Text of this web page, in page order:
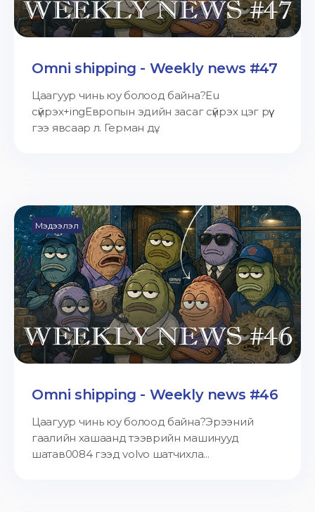
Omni shipping - Weekly news #47
Цаагуур чинь юу болоод байна?Eu
сүйрэх+ingЕвропын эдийн засаг сүйрэх цэг рүү
гээ явсаар л. Герман дү...
Мэдээлэл
Omni shipping - Weekly news #46
Цаагуур чинь юу болоод байна?Эрээний
гаалийн хашаанд тээврийн машинууд
шатав0084 гээд volvo шатчихла...